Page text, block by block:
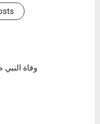
[خطبة جمعة]